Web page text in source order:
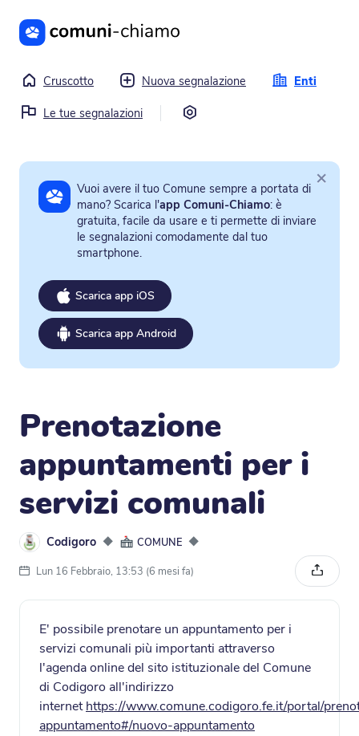
Vai al contenuto principale
Cruscotto Nuova segnalazione
Enti
Le tue segnalazioni
Vuoi avere il tuo Comune sempre a portata di
mano? Scarica l'app Comuni-Chiamo: è
gratuita, facile da usare e ti permette di inviare
le segnalazioni comodamente dal tuo
smartphone.
Scarica app iOS
Scarica app Android
×
Prenotazione
appuntamenti per i
servizi comunali
Codigoro ◆ COMUNE ◆
Lun 16 Febbraio, 13:53 (6 mesi fa)
E' possibile prenotare un appuntamento per i
servizi comunali più importanti attraverso
l'agenda online del sito istituzionale del Comune
di Codigoro all'indirizzo
internethttps://www.comune.codigoro.fe.it/portal/
appuntamento#/nuovo-appuntamento